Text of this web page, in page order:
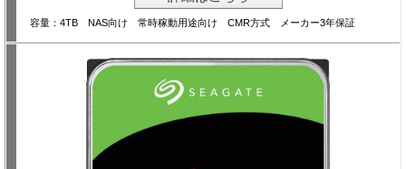
容量：4TB NAS向け 常時稼動用途向け CMR方式 メーカー3年保証